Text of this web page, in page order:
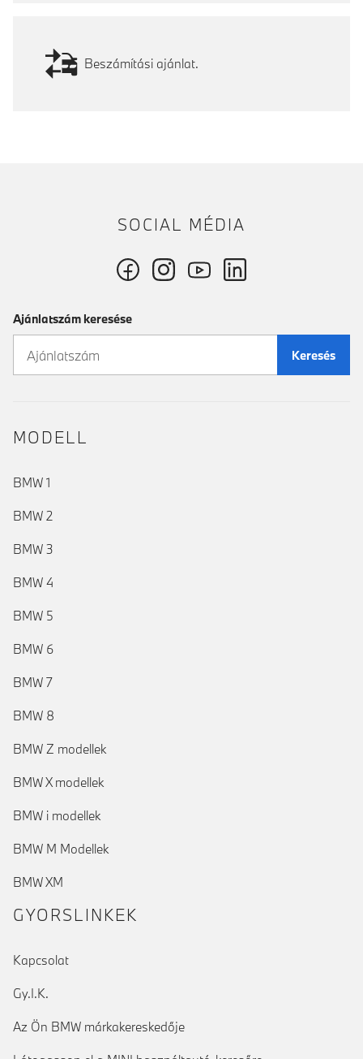
Beszámítási ajánlat.
SOCIAL MÉDIA
Ajánlatszám keresése
Keresés
MODELL
BMW 1
BMW 2
BMW 3
BMW 4
BMW 5
BMW 6
BMW 7
BMW 8
BMW Z modellek
BMW X modellek
BMW i modellek
BMW M Modellek
BMW XM
GYORSLINKEK
Kapcsolat
Gy.I.K.
Az Ön BMW márkakereskedője